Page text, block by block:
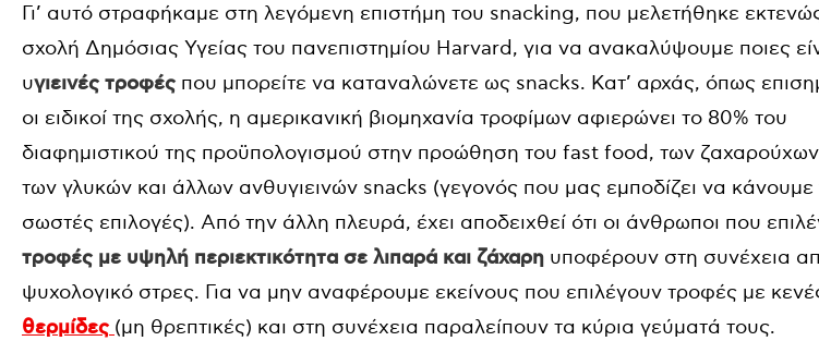
Γι’ αυτό στραφήκαμε στη λεγόμενη επιστήμη του snacking, που μελετήθηκε
σχολή Δημόσιας Υγείας του πανεπιστημίου Harvard, για να ανακαλύψουμε ποιες
υγιεινές τροφές που μπορείτε να καταναλώνετε ως snacks. Κατ’ αρχάς, όπως
οι ειδικοί της σχολής, η αμερικανική βιομηχανία τροφίμων αφιερώνει το 80% του
διαφημιστικού της προϋπολογισμού στην προώθηση του fast food, των
των γλυκών και άλλων ανθυγιεινών snacks (γεγονός που μας εμποδίζει να κάνουμε
σωστές επιλογές). Από την άλλη πλευρά, έχει αποδειχθεί ότι οι άνθρωποι που
τροφές με υψηλή περιεκτικότητα σε λιπαρά και ζάχαρη υποφέρουν στη συνέχεια
ψυχολογικό στρες. Για να μην αναφέρουμε εκείνους που επιλέγουν τροφές με
θερμίδες (μη θρεπτικές) και στη συνέχεια παραλείπουν τα κύρια γεύματά τους.